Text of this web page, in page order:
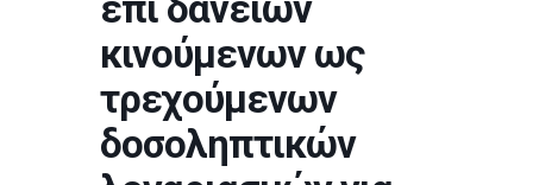
κινούμενων ως
τρεχούμενων
δοσοληπτικών